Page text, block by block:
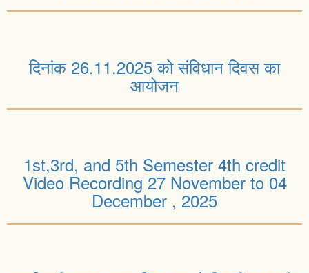
दिनांक 26.11.2025 को संविधान दिवस का
आयोजन
1st,3rd, and 5th Semester 4th credit
Video Recording 27 November to 04
December , 2025